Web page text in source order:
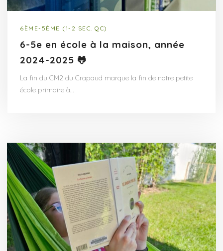
6ÈME-5ÈME (1-2 SEC. QC)
6-5e en école à la maison, année
2024-2025 🐸
La fin du CM2 du Crapaud marque la fin de notre petite
école primaire à…